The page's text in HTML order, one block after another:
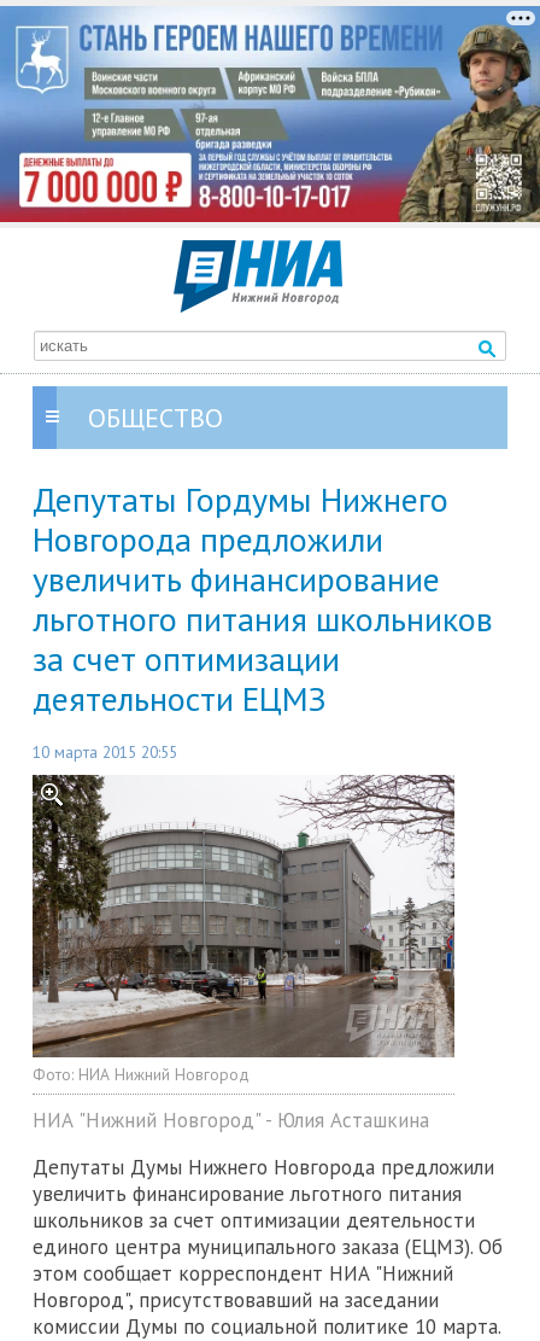
ОБЩЕСТВО
Депутаты Гордумы Нижнего
Новгорода предложили
увеличить финансирование
льготного питания школьников
за счет оптимизации
деятельности ЕЦМЗ
10 марта 2015 20:55
Фото: НИА Нижний Новгород
НИА "Нижний Новгород" - Юлия Асташкина
Депутаты Думы Нижнего Новгорода предложили
увеличить финансирование льготного питания
школьников за счет оптимизации деятельности
единого центра муниципального заказа (ЕЦМЗ). Об
этом сообщает корреспондент НИА "Нижний
Новгород", присутствовавший на заседании
комиссии Думы по социальной политике 10 марта.